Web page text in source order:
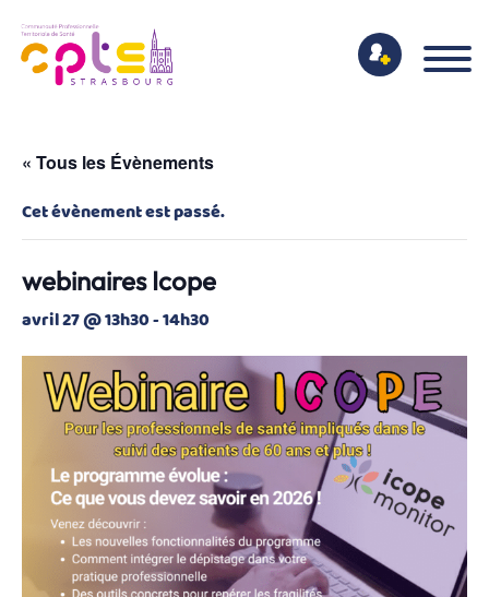
« Tous les Évènements
Cet évènement est passé.
webinaires Icope
avril 27 @ 13h30-14h30